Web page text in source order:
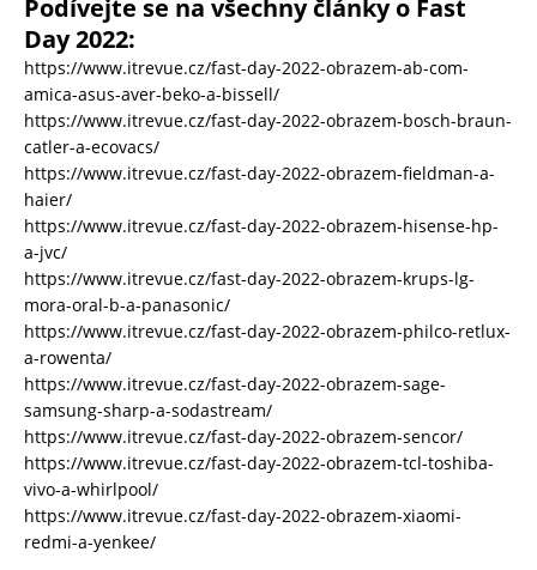
Podívejte se na všechny články o Fast
Day 2022:
https://www.itrevue.cz/fast-day-2022-obrazem-ab-com-
amica-asus-aver-beko-a-bissell/
https://www.itrevue.cz/fast-day-2022-obrazem-bosch-braun-
catler-a-ecovacs/
https://www.itrevue.cz/fast-day-2022-obrazem-fieldman-a-
haier/
https://www.itrevue.cz/fast-day-2022-obrazem-hisense-hp-
a-jvc/
https://www.itrevue.cz/fast-day-2022-obrazem-krups-lg-
mora-oral-b-a-panasonic/
https://www.itrevue.cz/fast-day-2022-obrazem-philco-retlux-
a-rowenta/
https://www.itrevue.cz/fast-day-2022-obrazem-sage-
samsung-sharp-a-sodastream/
https://www.itrevue.cz/fast-day-2022-obrazem-sencor/
https://www.itrevue.cz/fast-day-2022-obrazem-tcl-toshiba-
vivo-a-whirlpool/
https://www.itrevue.cz/fast-day-2022-obrazem-xiaomi-
redmi-a-yenkee/